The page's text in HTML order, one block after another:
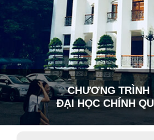
CHƯƠNG TRÌNH
ĐẠI HỌC CHÍNH